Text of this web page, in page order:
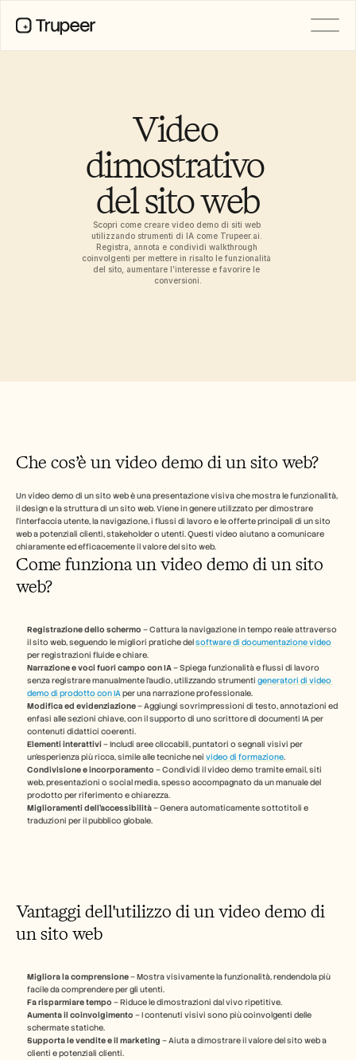
Video
dimostrativo
del sito web
Scopri come creare video demo di siti web
utilizzando strumenti di IA come Trupeer.ai.
Registra, annota e condividi walkthrough
coinvolgenti per mettere in risalto le funzionalità
del sito, aumentare l’interesse e favorire le
conversioni.
Che cos’è un video demo di un sito web?
Un video demo di un sito web è una presentazione visiva che mostra le funzionalità,
il design e la struttura di un sito web. Viene in genere utilizzato per dimostrare
l’interfaccia utente, la navigazione, i flussi di lavoro e le offerte principali di un sito
web a potenziali clienti, stakeholder o utenti. Questi video aiutano a comunicare
chiaramente ed efficacemente il valore del sito web.
Come funziona un video demo di un sito
web?
Registrazione dello schermo – Cattura la navigazione in tempo reale attraverso
il sito web, seguendo le migliori pratiche del software di documentazione video
per registrazioni fluide e chiare.
Narrazione e voci fuori campo con IA – Spiega funzionalità e flussi di lavoro
senza registrare manualmente l'audio, utilizzando strumenti generatori di video
demo di prodotto con IA per una narrazione professionale.
Modifica ed evidenziazione – Aggiungi sovrimpressioni di testo, annotazioni ed
enfasi alle sezioni chiave, con il supporto di uno scrittore di documenti IA per
contenuti didattici coerenti.
Elementi interattivi – Includi aree cliccabili, puntatori o segnali visivi per
un'esperienza più ricca, simile alle tecniche nei video di formazione.
Condivisione e incorporamento – Condividi il video demo tramite email, siti
web, presentazioni o social media, spesso accompagnato da un manuale del
prodotto per riferimento e chiarezza.
Miglioramenti dell'accessibilità – Genera automaticamente sottotitoli e
traduzioni per il pubblico globale.
Vantaggi dell'utilizzo di un video demo di
un sito web
Migliora la comprensione – Mostra visivamente la funzionalità, rendendola più
facile da comprendere per gli utenti.
Fa risparmiare tempo – Riduce le dimostrazioni dal vivo ripetitive.
Aumenta il coinvolgimento – I contenuti visivi sono più coinvolgenti delle
schermate statiche.
Supporta le vendite e il marketing – Aiuta a dimostrare il valore del sito web a
clienti e potenziali clienti.
Centro assistenza
Prezzi
Carriere
Kit del marchio
Registrazione dello schermo AI
Campioni del cambiamento con
Abilitazione alle vendite
Marketing di prodotto
Successo del cliente
Formazione
See more
Prenota una demo
Inizia la prova gratuita